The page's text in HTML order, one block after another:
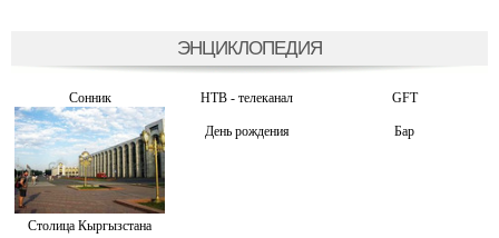
ЭНЦИКЛОПЕДИЯ
Сонник НТВ - телеканал GFT
Столица Кыргызстана
День рождения Бар